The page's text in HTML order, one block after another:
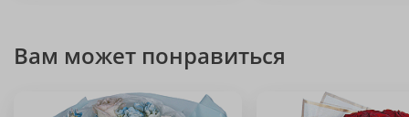
Вам может понравиться